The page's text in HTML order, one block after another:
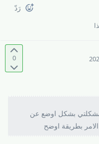
رَدّ
0
بشكل اوضع عن
بطريقة اوضح